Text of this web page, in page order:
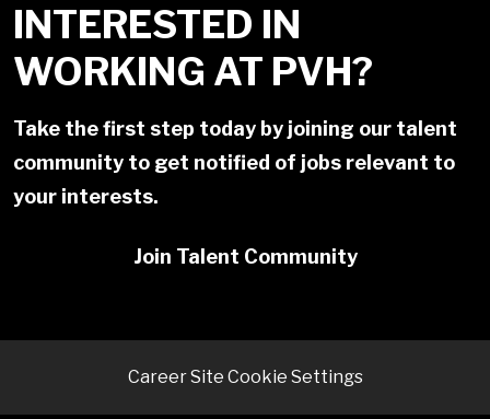
INTERESTED IN
WORKING AT PVH?
Take the first step today by joining our talent
community to get notified of jobs relevant to
your interests.
Join Talent Community
Career Site Cookie Settings